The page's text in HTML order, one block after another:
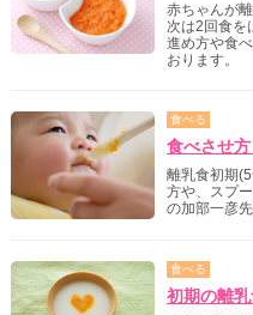
赤ちゃんが
次は2回食を
進め方や食
おります。
食べる
食べさせ
離乳食初期
方や、スプ
の加部一彦
食べる
初期の離